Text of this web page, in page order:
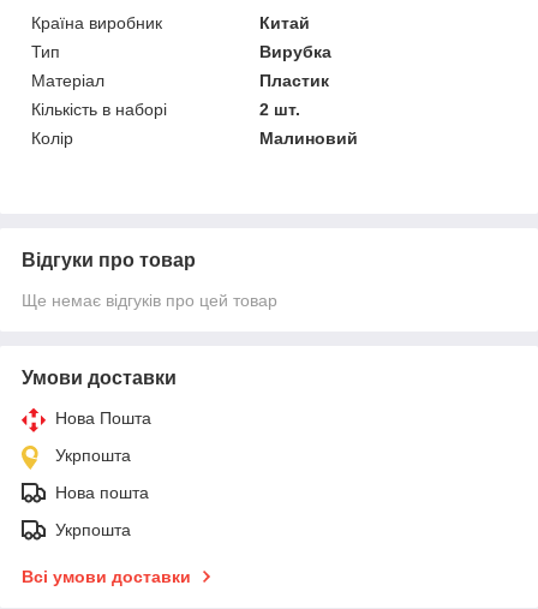
Країна виробник
Китай
Тип
Вирубка
Матеріал
Пластик
Кількість в наборі
2 шт.
Колір
Малиновий
Відгуки про товар
Ще немає відгуків про цей товар
Умови доставки
Нова Пошта
Укрпошта
Нова пошта
Укрпошта
Всі умови доставки